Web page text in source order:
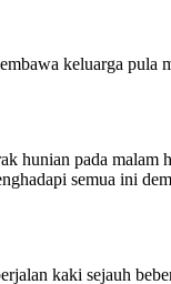
keluarga pula
hunian pada malam
semua ini
kaki sejauh